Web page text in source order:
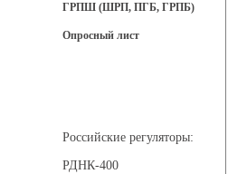
ГРПШ (ШРП, ПГБ, ГРПБ)
Опросный лист
Российские регуляторы:
РДНК-400